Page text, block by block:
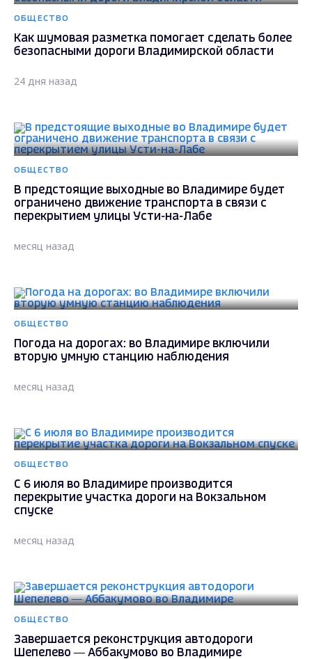
ОБЩЕСТВО
Как шумовая разметка помогает сделать более
безопасными дороги Владимирской области
24 дня назад
ОБЩЕСТВО
В предстоящие выходные во Владимире будет
ограничено движение транспорта в связи с
перекрытием улицы Усти-на-Лабе
месяц назад
ОБЩЕСТВО
Погода на дорогах: во Владимире включили
вторую умную станцию наблюдения
месяц назад
ОБЩЕСТВО
С 6 июля во Владимире производится
перекрытие участка дороги на Вокзальном
спуске
месяц назад
ОБЩЕСТВО
Завершается реконструкция автодороги
Шепелево — Аббакумово во Владимире